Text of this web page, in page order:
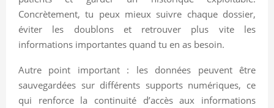
Concrètement, tu peux mieux suivre chaque dossier,
éviter les doublons et retrouver plus vite les
informations importantes quand tu en as besoin.
Autre point important : les données peuvent être
sauvegardées sur différents supports numériques, ce
qui renforce la continuité d’accès aux informations